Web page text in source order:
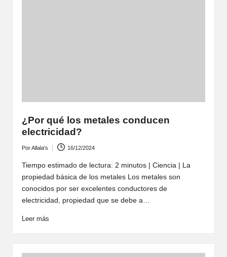
¿Por qué los metales conducen
electricidad?
por
PorAllala's 16/12/2024
Tiempo estimado de lectura: 2 minutos | Ciencia | La
propiedad básica de los metales Los metales son
conocidos por ser excelentes conductores de
electricidad, propiedad que se debe a…
Leer más